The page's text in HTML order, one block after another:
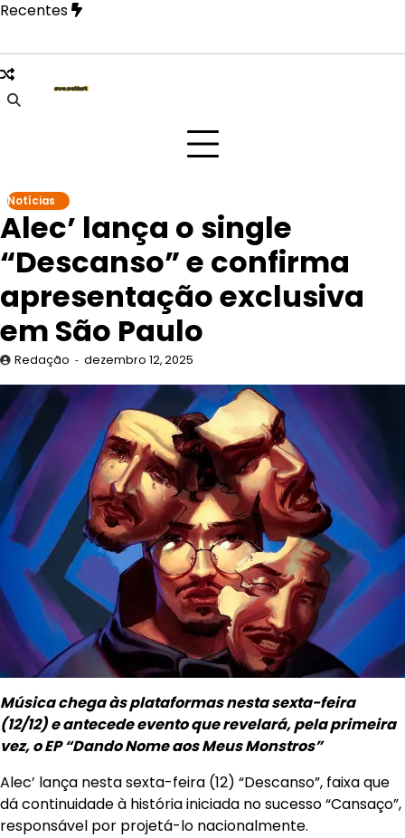
Skip
content
Recentes
Paulo na festa Tangerica antes de apresentação no Rock
Notícias
Alec’ lança o single
“Descanso” e confirma
apresentação exclusiva
em São Paulo
Redação dezembro 12, 2025
Música chega às plataformas nesta sexta-feira
(12/12) e antecede evento que revelará, pela primeira
vez, o EP “Dando Nome aos Meus Monstros”
Alec’ lança nesta sexta-feira (12) “Descanso”, faixa que
dá continuidade à história iniciada no sucesso “Cansaço”,
responsável por projetá-lo nacionalmente.